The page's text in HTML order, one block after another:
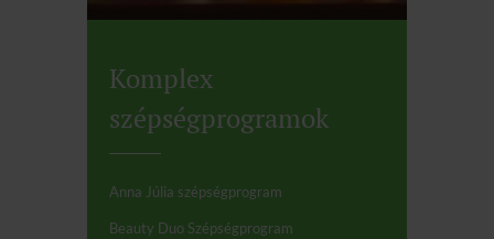
Komplex
szépségprogramok
Anna Júlia szépségprogram
Beauty Duo Szépségprogram